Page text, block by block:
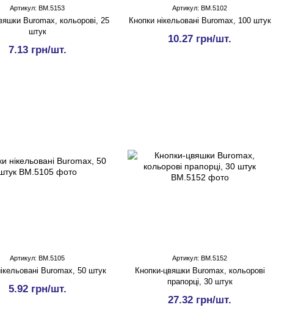
Артикул: BM.5153
Buromax, кольорові, 25
штук
7.13 грн/шт.
Артикул: BM.5102
Кнопки нiкельовані Buromax, 100 штук
10.27 грн/шт.
Артикул: BM.5105
Buromax, 50 штук
5.92 грн/шт.
Артикул: BM.5152
Кнопки-цвяшки Buromax, кольорові
прапорці, 30 штук
27.32 грн/шт.